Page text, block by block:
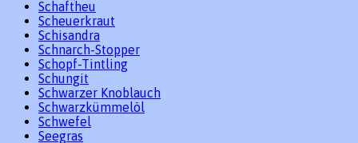
Schaftheu
Scheuerkraut
Schisandra
Schnarch-Stopper
Schopf-Tintling
Schungit
Schwarzer Knoblauch
Schwarzkümmelöl
Schwefel
Seegras